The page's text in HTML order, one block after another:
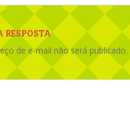
RESPOSTA
de e-mail não será publicado.